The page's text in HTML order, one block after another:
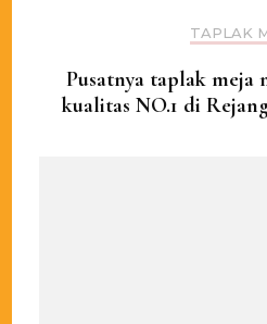
TAPLAK
Pusatnya taplak meja
kualitas NO.1 di